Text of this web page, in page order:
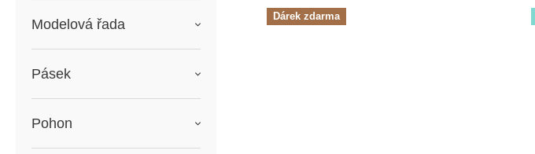
Modelová řada
Pásek
Pohon
Dárek zdarma